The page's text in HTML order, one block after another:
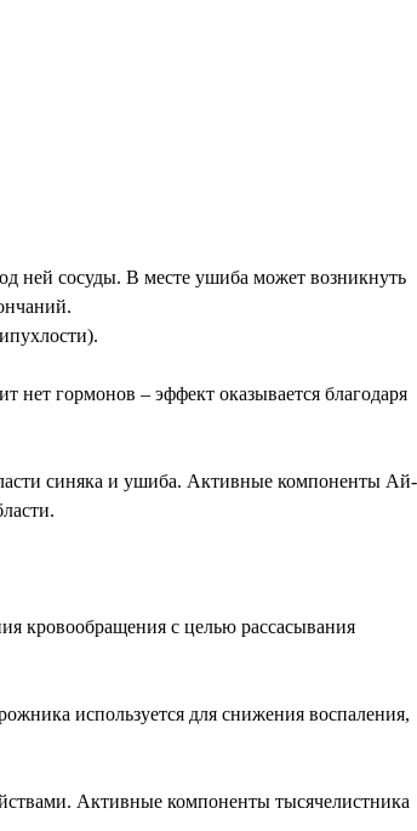
ней сосуды. В месте ушиба может возникнуть
нет гормонов – эффект оказывается благодаря
синяка и ушиба. Активные компоненты Ай-
кровообращения с целью рассасывания
используется для снижения воспаления,
Активные компоненты тысячелистника